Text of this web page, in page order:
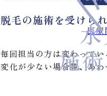
医療
脱毛の施術を受けら
毎回担当の方は変わってい
変化が少ない場合等、あ